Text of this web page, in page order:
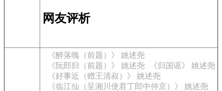
网友评析
《醉落魄（前题）》 姚述尧
《阮郎归（前题）》 姚述尧
《归国谣》 姚述尧
《好事近（赠王清叔）》 姚述尧
《临江仙（呈湘川使君丁郎中仲京）》 姚述尧